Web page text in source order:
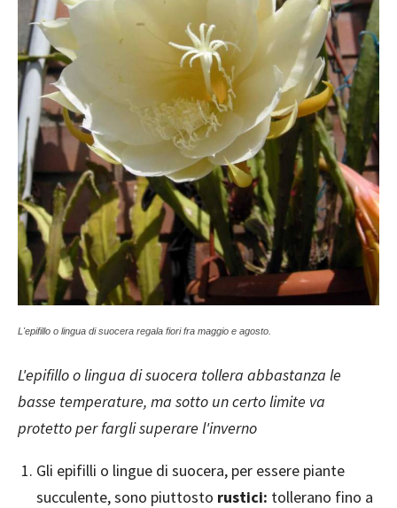
L'epifillo o lingua di suocera regala fiori fra maggio e agosto.
L'epifillo o lingua di suocera tollera abbastanza le
basse temperature, ma sotto un certo limite va
protetto per fargli superare l'inverno
Gli epifilli o lingue di suocera, per essere piante
succulente, sono piuttosto rustici: tollerano fino a